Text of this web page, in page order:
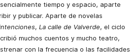
tiempo y espacio, aparte
y publicar. Aparte de novelas
, La calle de Valverde, el ciclo
muchos cuentos y mucho teatro,
con la frecuencia o las facilidades